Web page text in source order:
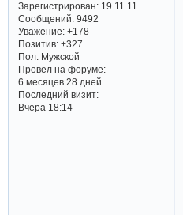
Зарегистрирован: 19.11.11
Сообщений:9492
Уважение: +178
Позитив: +327
Пол:Мужской
Провел на форуме:
6 месяцев 28 дней
Последний визит:
Вчера 18:14